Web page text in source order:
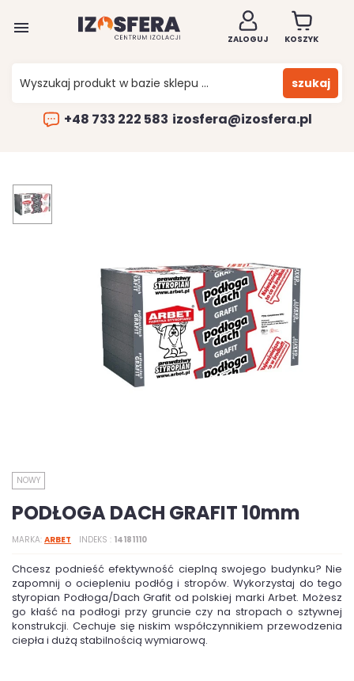

ZALOGUJ KOSZYK
szukaj
+48 733 222 583 izosfera@izosfera.pl
NOWY
PODŁOGA DACH GRAFIT 10mm
MARKA ARBET INDEKS 14181110
Chcesz podnieść efektywność cieplną swojego budynku? Nie
zapomnij o ociepleniu podłóg i stropów. Wykorzystaj do tego
styropian Podłoga/Dach Grafit od polskiej marki Arbet. Możesz
go kłaść na podłogi przy gruncie czy na stropach o sztywnej
konstrukcji. Cechuje się niskim współczynnikiem przewodzenia
ciepła i dużą stabilnością wymiarową.